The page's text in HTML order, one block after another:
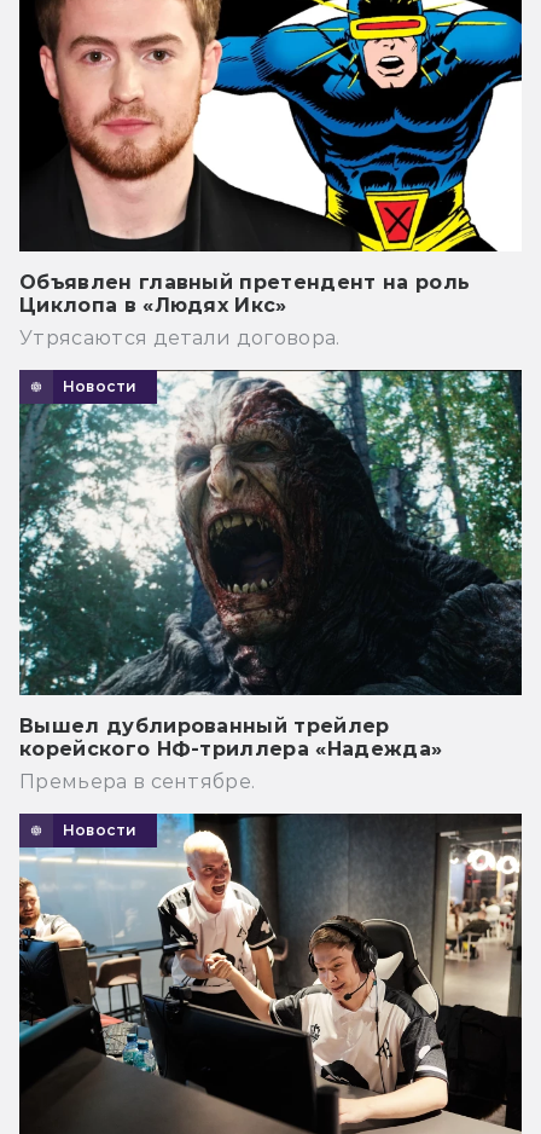
Объявлен главный претендент на роль
Циклопа в «Людях Икс»
Утрясаются детали договора.
Новости
Вышел дублированный трейлер
корейского НФ-триллера «Надежда»
Премьера в сентябре.
Новости